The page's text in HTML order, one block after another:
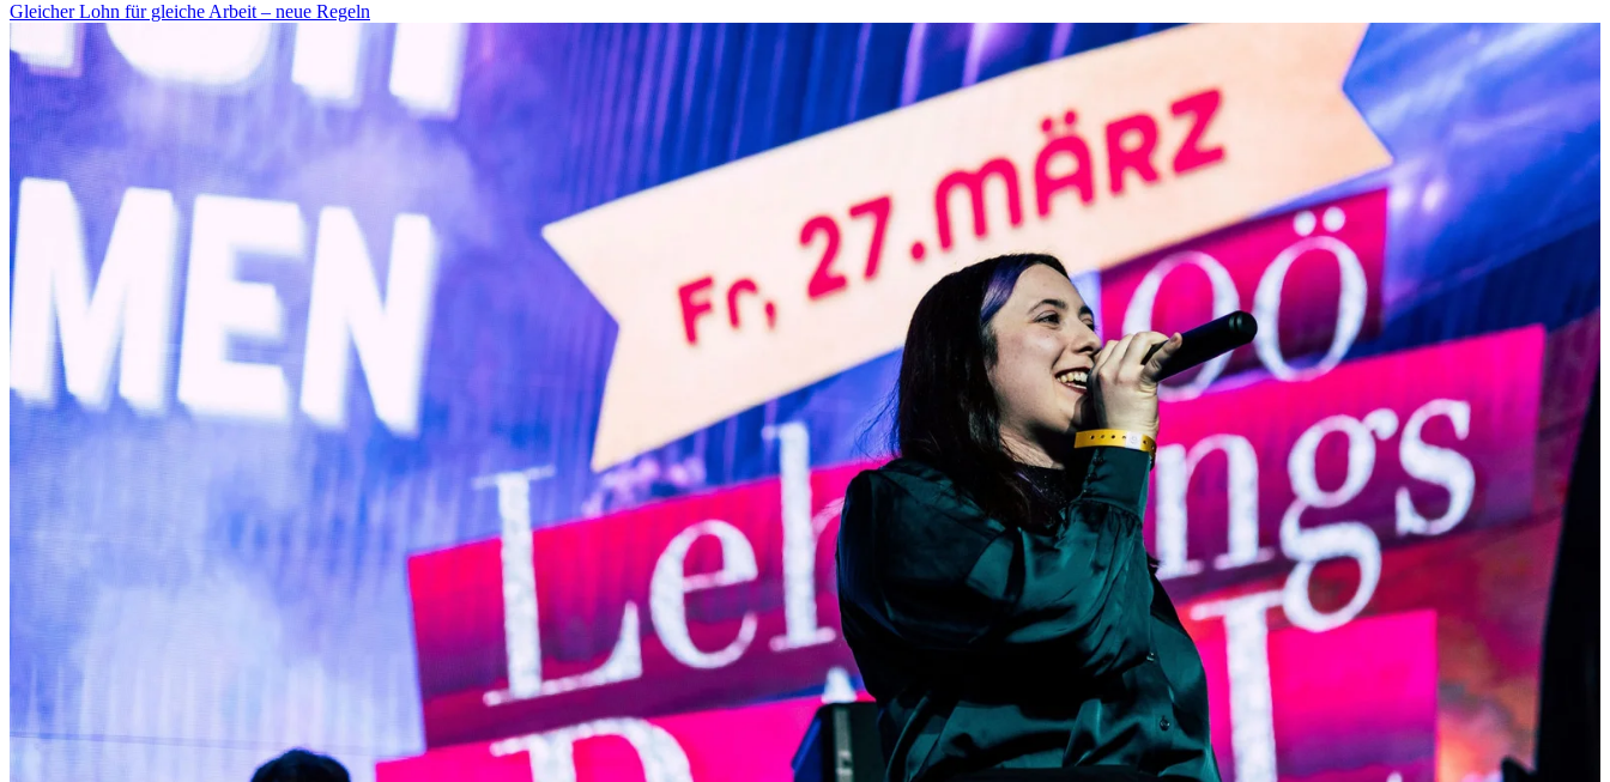
Gleicher Lohn für gleiche Arbeit – neue Regeln